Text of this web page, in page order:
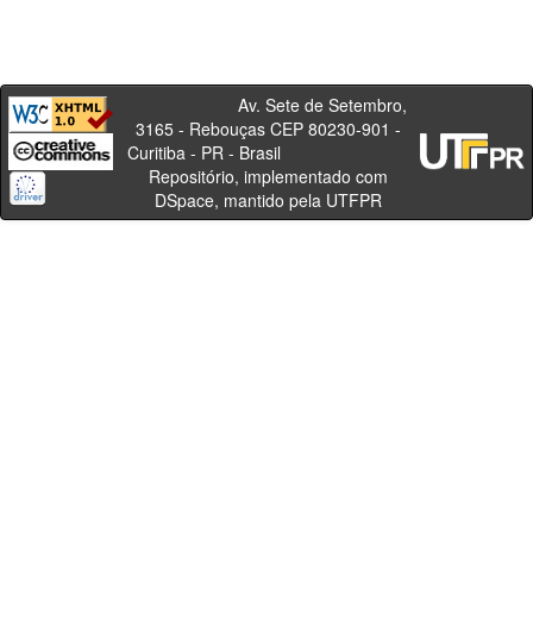
Av. Sete de Setembro,
3165 - Rebouças CEP 80230-901 -
Curitiba - PR - Brasil
Repositório, implementado com
DSpace, mantido pela UTFPR